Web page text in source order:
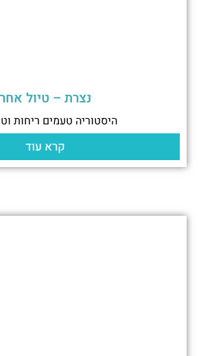
נצרת – טיול אחר
היסטוריה טעמים ריחות
קרא עוד